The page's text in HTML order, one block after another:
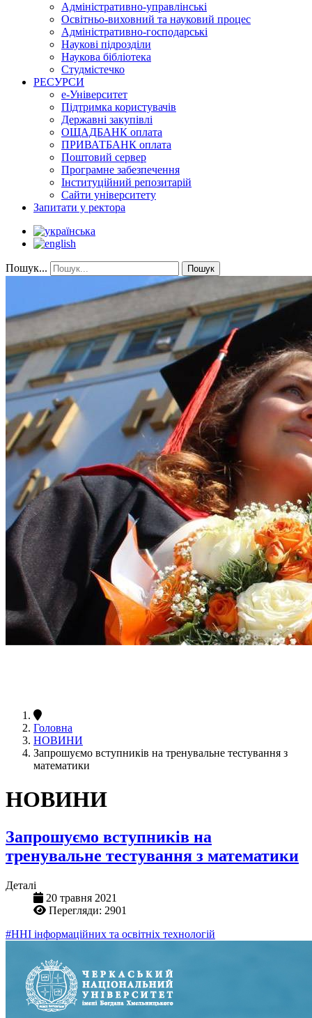
Адміністративно-управлінські
Освітньо-виховний та науковий процес
Адміністративно-господарські
Наукові підрозділи
Наукова бібліотека
Студмістечко
РЕСУРСИ
е-Університет
Підтримка користувачів
Державні закупівлі
ОЩАДБАНК оплата
ПРИВАТБАНК оплата
Поштовий сервер
Програмне забезпечення
Інституційний репозитарій
Сайти університету
Запитати у ректора
Пошук... Пошук
Головна
НОВИНИ
Запрошуємо вступників на тренувальне тестування з
математики
НОВИНИ
Запрошуємо вступників на
тренувальне тестування з математики
Деталі
20 травня 2021
Перегляди: 2901
#ННІ інформаційних та освітніх технологій